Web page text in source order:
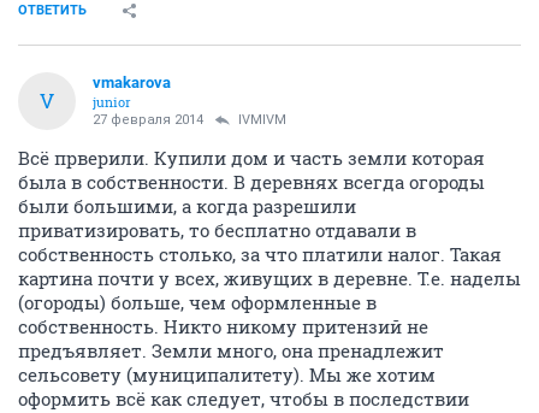
ОТВЕТИТЬ
V
vmakarova
junior
27 февраля 2014 IVMIVM
Всё прверили. Купили дом и часть земли которая
была в собственности. В деревнях всегда огороды
были большими, а когда разрешили
приватизировать, то бесплатно отдавали в
собственность столько, за что платили налог. Такая
картина почти у всех, живущих в деревне. Т.е. наделы
(огороды) больше, чем оформленные в
собственность. Никто никому притензий не
предъявляет. Земли много, она пренадлежит
сельсовету (муниципалитету). Мы же хотим
оформить всё как следует, чтобы в последствии